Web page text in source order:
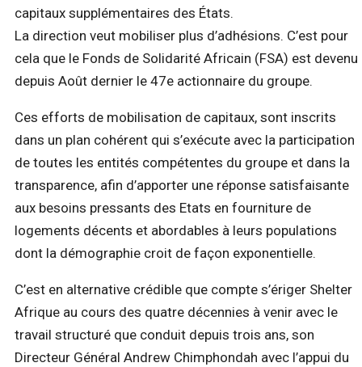
capitaux supplémentaires des États.
La direction veut mobiliser plus d’adhésions. C’est pour
cela que le Fonds de Solidarité Africain (FSA) est devenu
depuis Août dernier le 47e actionnaire du groupe.
Ces efforts de mobilisation de capitaux, sont inscrits
dans un plan cohérent qui s’exécute avec la participation
de toutes les entités compétentes du groupe et dans la
transparence, afin d’apporter une réponse satisfaisante
aux besoins pressants des Etats en fourniture de
logements décents et abordables à leurs populations
dont la démographie croit de façon exponentielle.
C’est en alternative crédible que compte s’ériger Shelter
Afrique au cours des quatre décennies à venir avec le
travail structuré que conduit depuis trois ans, son
Directeur Général Andrew Chimphondah avec l’appui du